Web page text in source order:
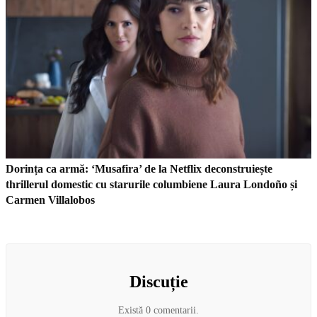
Dorința ca armă: ‘Musafira’ de la Netflix deconstruiește
thrillerul domestic cu starurile columbiene Laura Londoño și
Carmen Villalobos
Discuție
Există 0 comentarii.